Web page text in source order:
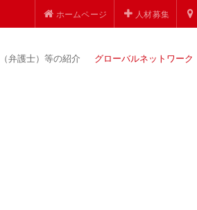
ホームページ 人材募集
弁護士）等の紹介 グローバルネットワーク